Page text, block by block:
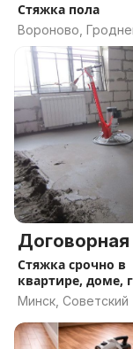
Стяжка пола
Вороново,
область
Договорная
Стяжка срочно в
квартире, доме,
Минск, Советский